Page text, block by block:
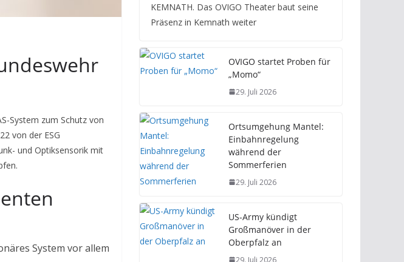
System zum Schutz von
von der ESG
und Optiksensorik mit
System vor allem
KEMNATH. Das OVIGO Theater baut seine
Präsenz in Kemnath weiter
OVIGO startet Proben für
„Momo“
29. Juli 2026
Ortsumgehung Mantel:
Einbahnregelung
während der
Sommerferien
29. Juli 2026
US-Army kündigt
Großmanöver in der
Oberpfalz an
29. Juli 2026